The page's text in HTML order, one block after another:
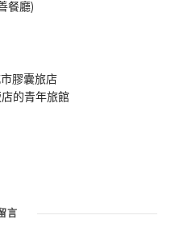
餐廳)
膠囊旅店
的青年旅館
言